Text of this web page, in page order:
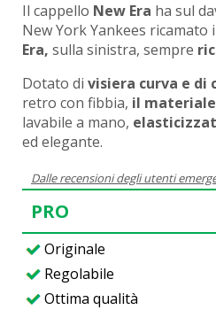
Il cappello New Era ha sul
New York Yankees ricamato
Era, sulla sinistra, sempre
Dotato di visiera curva e di
retro con fibbia, il materiale
lavabile a mano,
ed elegante.
Dalle recensioni degli utenti
PRO
Originale
Regolabile
Ottima qualità